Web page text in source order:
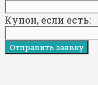
Купон, если есть: